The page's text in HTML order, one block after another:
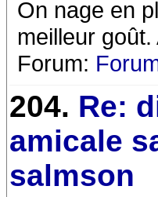
On nage en
meilleur goût.
Forum:
204. Re:
amicale
salmson